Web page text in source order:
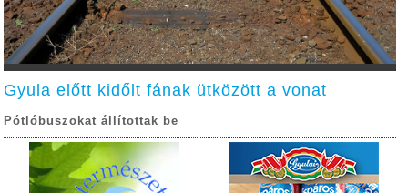
Gyula előtt kidőlt fának ütközött a vonat
Pótlóbuszokat állítottak be